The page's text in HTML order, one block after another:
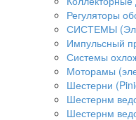
Регуляторы
СИСТЕМЫ
Импульсный
Системы
Моторамы
Шестерни
Шестернм
Шестернм